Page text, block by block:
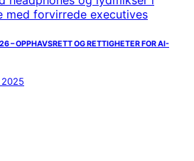
– OPPHAVSRETT OG RETTIGHETER FOR AI-